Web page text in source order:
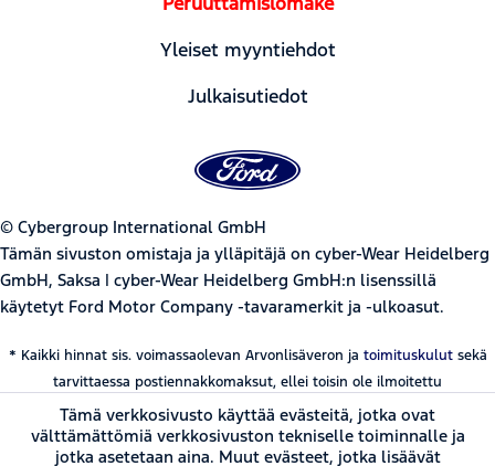
Yleiset myyntiehdot
Julkaisutiedot
© Cybergroup International GmbH
Tämän sivuston omistaja ja ylläpitäjä on cyber-Wear Heidelberg
GmbH, Saksa | cyber-Wear Heidelberg GmbH:n lisenssillä
käytetyt Ford Motor Company -tavaramerkit ja -ulkoasut.
* Kaikki hinnat sis. voimassaolevan Arvonlisäveron ja toimituskulutsekä
tarvittaessa postiennakkomaksut, ellei toisin ole ilmoitettu
Tämä verkkosivusto käyttää evästeitä, jotka ovat
välttämättömiä verkkosivuston tekniselle toiminnalle ja
jotka asetetaan aina. Muut evästeet, jotka lisäävät